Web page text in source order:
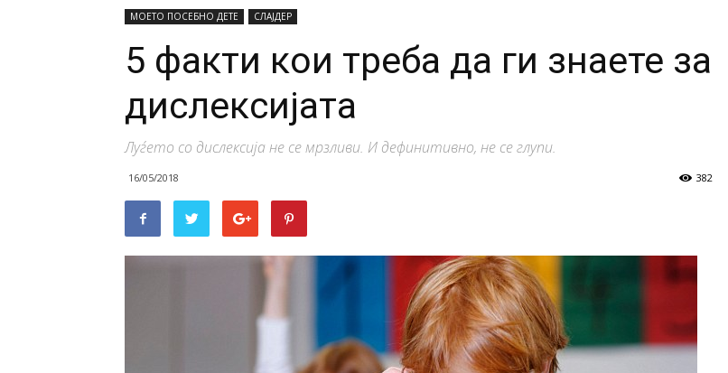
МОЕТО ПОСЕБНО ДЕТЕ СЛАЈДЕР
5 факти кои треба да ги знаете за
дислексијата
Луѓето со дислексија не се мрзливи. И дефинитивно, не се глупи.
16/05/2018 382